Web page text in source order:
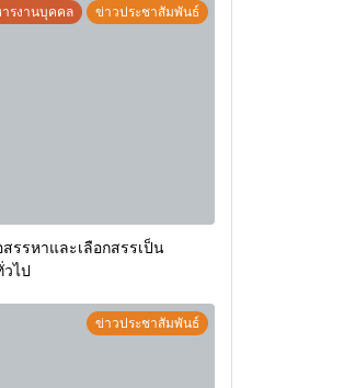
รงานบุคคล ข่าวประชาสัมพันธ์
รรหาและเลือกสรรเป็น
ไป
ข่าวประชาสัมพันธ์